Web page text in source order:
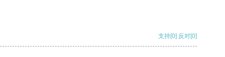
支持[0] 反对[0]